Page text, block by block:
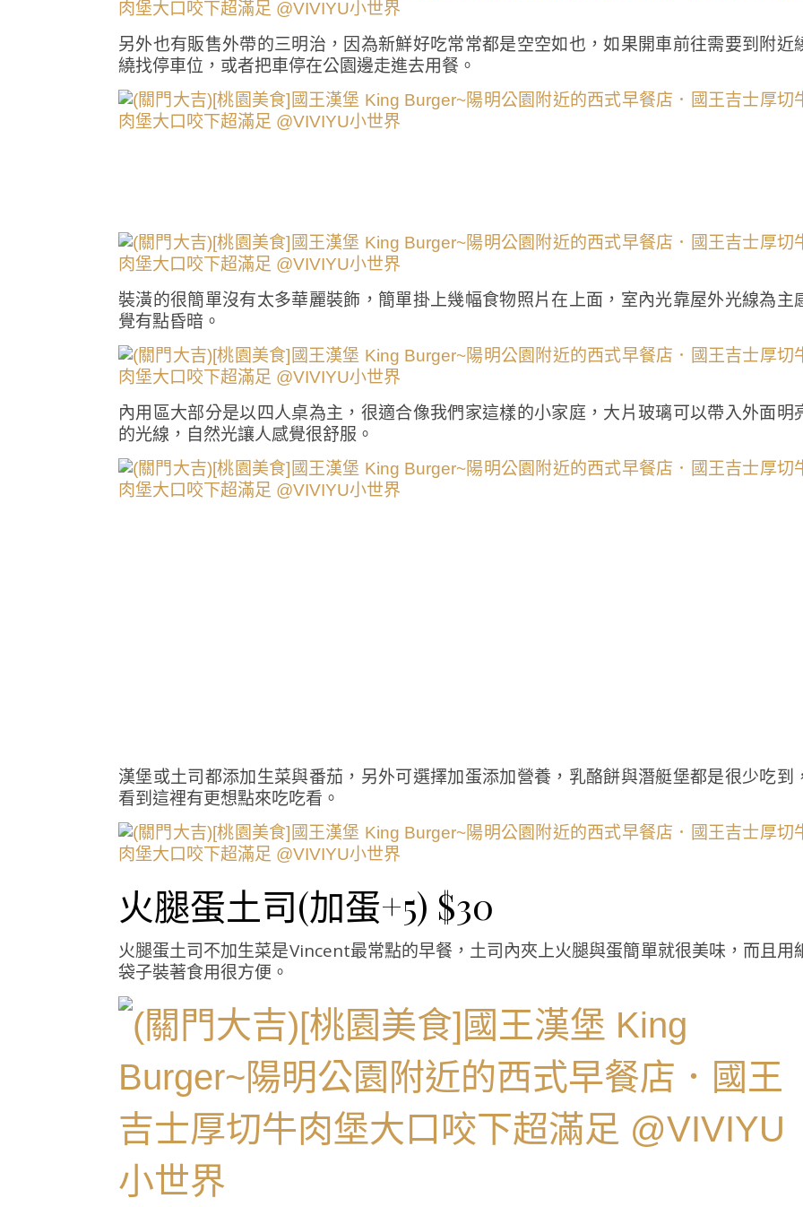
另外也有販售外帶的三明治，因為新鮮好吃常常都是空空如也，如果開車前往需要到附近
繞找停車位，或者把車停在公園邊走進去用餐。
裝潢的很簡單沒有太多華麗裝飾，簡單掛上幾幅食物照片在上面，室內光靠屋外光線為主
覺有點昏暗。
內用區大部分是以四人桌為主，很適合像我們家這樣的小家庭，大片玻璃可以帶入外面明
的光線，自然光讓人感覺很舒服。
漢堡或土司都添加生菜與番茄，另外可選擇加蛋添加營養，乳酪餅與潛艇堡都是很少吃到
看到這裡有更想點來吃吃看。
火腿蛋土司(加蛋+5) $30
火腿蛋土司不加生菜是Vincent最常點的早餐，土司內夾上火腿與蛋簡單就很美味，而且用
袋子裝著食用很方便。